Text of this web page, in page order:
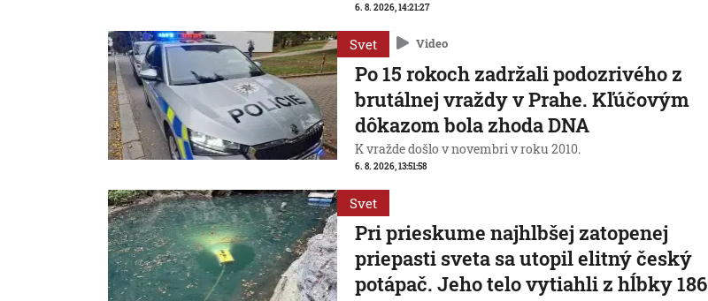
6. 8. 2026, 14:21:27
Svet Video
Po 15 rokoch zadržali podozrivého z
brutálnej vraždy v Prahe. Kľúčovým
dôkazom bola zhoda DNA
K vražde došlo v novembri v roku 2010.
6. 8. 2026, 13:51:58
Svet
Pri prieskume najhlbšej zatopenej
priepasti sveta sa utopil elitný český
potápač. Jeho telo vytiahli z hĺbky 186